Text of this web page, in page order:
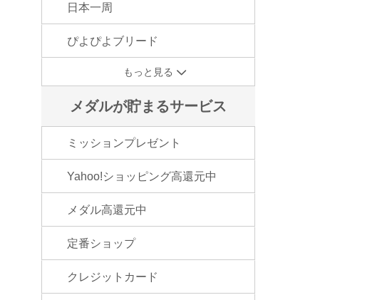
日本一周
ぴよぴよブリード
もっと見る
メダルが貯まるサービス
ミッションプレゼント
Yahoo!ショッピング高還元中
メダル高還元中
定番ショップ
クレジットカード